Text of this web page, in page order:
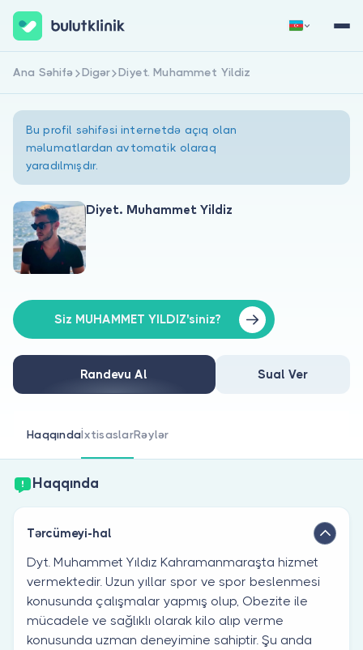
Haqqımızda
Xəstələr üçün
Həkimlər üçün
Qeydiyyat Daxil Ol
Ana Səhifə Digər Diyet. Muhammet Yildiz
Bu profil səhifəsi internetdə açıq olan
məlumatlardan avtomatik olaraq
yaradılmışdır.
Diyet. Muhammet Yildiz
Siz MUHAMMET YILDIZ'siniz?
Randevu Al Sual Ver
HaqqındaİxtisaslarRəylər
Haqqında
Tərcümeyi-hal
Dyt. Muhammet Yıldız Kahramanmaraşta hizmet
vermektedir. Uzun yıllar spor ve spor beslenmesi
konusunda çalışmalar yapmış olup, Obezite ile
mücadele ve sağlıklı olarak kilo alıp verme
konusunda uzman deneyimine sahiptir. Şu anda